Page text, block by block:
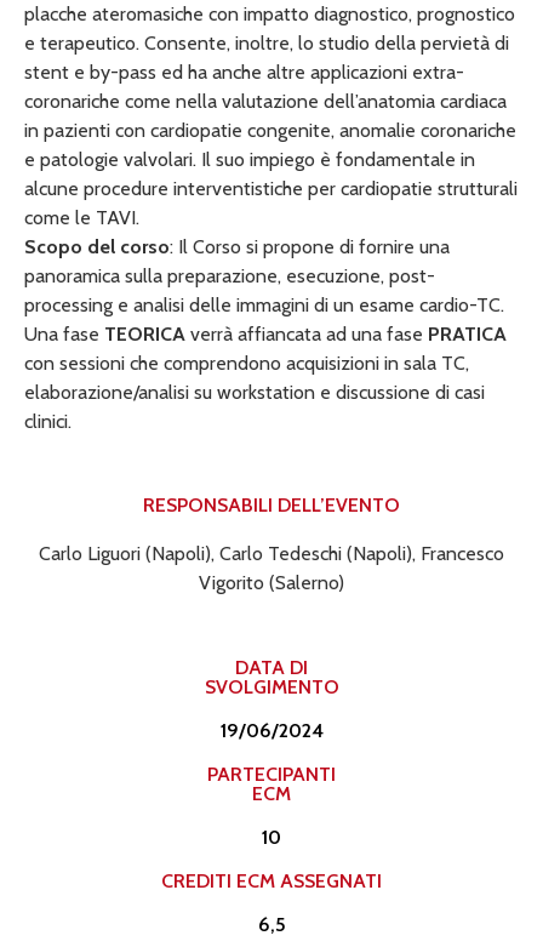
placche ateromasiche con impatto diagnostico, prognostico
e terapeutico. Consente, inoltre, lo studio della pervietà di
stent e by-pass ed ha anche altre applicazioni extra-
coronariche come nella valutazione dell’anatomia cardiaca
in pazienti con cardiopatie congenite, anomalie coronariche
e patologie valvolari. Il suo impiego è fondamentale in
alcune procedure interventistiche per cardiopatie strutturali
come le TAVI.
Scopo del corso: Il Corso si propone di fornire una
panoramica sulla preparazione, esecuzione, post-
processing e analisi delle immagini di un esame cardio-TC.
Una fase TEORICA verrà affiancata ad una fase PRATICA
con sessioni che comprendono acquisizioni in sala TC,
elaborazione/analisi su workstation e discussione di casi
clinici.
RESPONSABILI DELL’EVENTO​
Carlo Liguori (Napoli), Carlo Tedeschi (Napoli), Francesco
Vigorito (Salerno)
DATA DI
SVOLGIMENTO
19/06/2024
PARTECIPANTI
ECM
10
CREDITI ECM ASSEGNATI​
6,5